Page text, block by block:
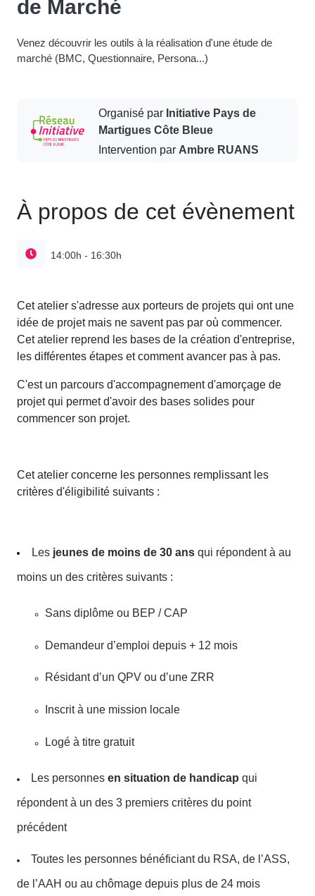
Venez découvrir les outils à la réalisation d'une étude de
marché (BMC, Questionnaire, Persona...)
Organisé parInitiative Pays de
Martigues Côte Bleue
Intervention parAmbre RUANS
À propos de cet évènement
14:00h - 16:30h
Cet atelier s'adresse aux porteurs de projets qui ont une
idée de projet mais ne savent pas par où commencer.
Cet atelier reprend les bases de la création d'entreprise,
les différentes étapes et comment avancer pas à pas.
C'est un parcours d'accompagnement d'amorçage de
projet qui permet d'avoir des bases solides pour
commencer son projet.
Cet atelier concerne les personnes remplissant les
critères d'éligibilité suivants :
Lesjeunes de moins de 30 ansqui répondent à au
moins un des critères suivants :
Sans diplôme ou BEP / CAP
Demandeur d’emploi depuis + 12 mois
Résidant d’un QPV ou d’une ZRR
Inscrit à une mission locale
Logé à titre gratuit
Les personnesen situation de handicapqui
répondent à un des 3 premiers critères du point
précédent
Toutes les personnes bénéficiant du RSA, de l’ASS,
de l’AAH ou au chômage depuis plus de 24 mois